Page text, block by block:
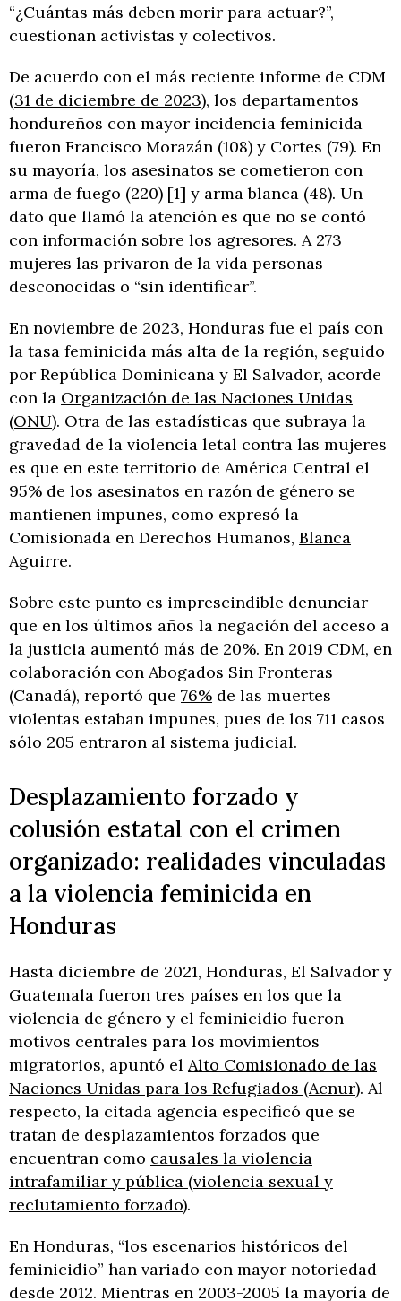
“¿Cuántas más deben morir para actuar?”,
cuestionan activistas y colectivos.
De acuerdo con el más reciente informe de CDM
(31 de diciembre de 2023), los departamentos
hondureños con mayor incidencia feminicida
fueron Francisco Morazán (108) y Cortes (79). En
su mayoría, los asesinatos se cometieron con
arma de fuego (220) [1] y arma blanca (48). Un
dato que llamó la atención es que no se contó
con información sobre los agresores. A 273
mujeres las privaron de la vida personas
desconocidas o “sin identificar”.
En noviembre de 2023, Honduras fue el país con
la tasa feminicida más alta de la región, seguido
por República Dominicana y El Salvador, acorde
con la Organización de las Naciones Unidas
(ONU). Otra de las estadísticas que subraya la
gravedad de la violencia letal contra las mujeres
es que en este territorio de América Central el
95% de los asesinatos en razón de género se
mantienen impunes, como expresó la
Comisionada en Derechos Humanos, Blanca
Aguirre.
Sobre este punto es imprescindible denunciar
que en los últimos años la negación del acceso a
la justicia aumentó más de 20%. En 2019 CDM, en
colaboración con Abogados Sin Fronteras
(Canadá), reportó que 76% de las muertes
violentas estaban impunes, pues de los 711 casos
sólo 205 entraron al sistema judicial.
Desplazamiento forzado y
colusión estatal con el crimen
organizado: realidades vinculadas
a la violencia feminicida en
Honduras
Hasta diciembre de 2021, Honduras, El Salvador y
Guatemala fueron tres países en los que la
violencia de género y el feminicidio fueron
motivos centrales para los movimientos
migratorios, apuntó el Alto Comisionado de las
Naciones Unidas para los Refugiados (Acnur). Al
respecto, la citada agencia especificó que se
tratan de desplazamientos forzados que
encuentran como causales la violencia
intrafamiliar y pública (violencia sexual y
reclutamiento forzado).
En Honduras, “los escenarios históricos del
feminicidio” han variado con mayor notoriedad
desde 2012. Mientras en 2003-2005 la mayoría de